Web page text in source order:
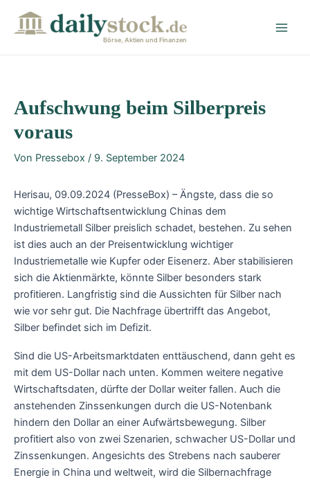
Börse, Aktien und Finanzen
Aufschwung beim Silberpreis
voraus
Von Pressebox / 9. September 2024
Herisau, 09.09.2024 (PresseBox) – Ängste, dass die so
wichtige Wirtschaftsentwicklung Chinas dem
Industriemetall Silber preislich schadet, bestehen. Zu sehen
ist dies auch an der Preisentwicklung wichtiger
Industriemetalle wie Kupfer oder Eisenerz. Aber stabilisieren
sich die Aktienmärkte, könnte Silber besonders stark
profitieren. Langfristig sind die Aussichten für Silber nach
wie vor sehr gut. Die Nachfrage übertrifft das Angebot,
Silber befindet sich im Defizit.
Sind die US-Arbeitsmarktdaten enttäuschend, dann geht es
mit dem US-Dollar nach unten. Kommen weitere negative
Wirtschaftsdaten, dürfte der Dollar weiter fallen. Auch die
anstehenden Zinssenkungen durch die US-Notenbank
hindern den Dollar an einer Aufwärtsbewegung. Silber
profitiert also von zwei Szenarien, schwacher US-Dollar und
Zinssenkungen. Angesichts des Strebens nach sauberer
Energie in China und weltweit, wird die Silbernachfrage